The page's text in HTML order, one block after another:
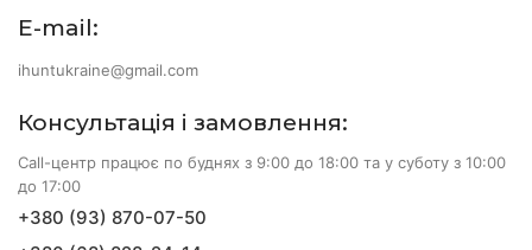
E-mail:
ihuntukraine@gmail.com
Консультація і замовлення:
Call-центр працює по буднях з 9:00 до 18:00 та у суботу з 10:00
до 17:00
+380 (93) 870-07-50